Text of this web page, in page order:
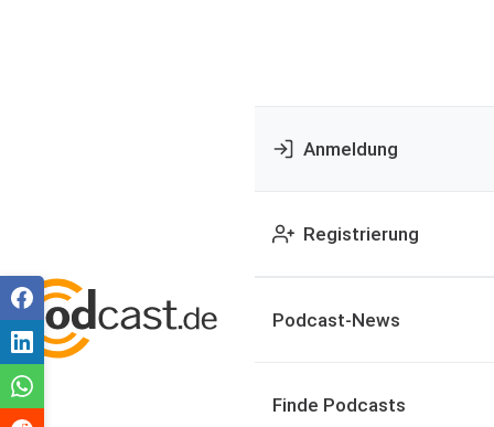
Anmeldung
Registrierung
Podcast-News
Finde Podcasts